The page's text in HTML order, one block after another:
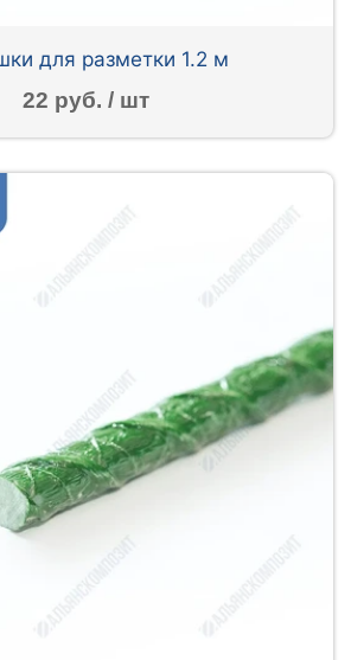
для разметки 1.2 м
22 руб. / шт